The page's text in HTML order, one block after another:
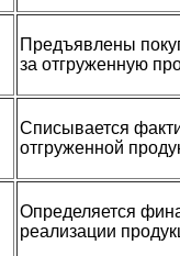
Предъявлены
за отгруженную
Списывается
отгруженной
Определяется
реализации